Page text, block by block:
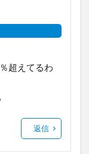
超えてるわ
返信